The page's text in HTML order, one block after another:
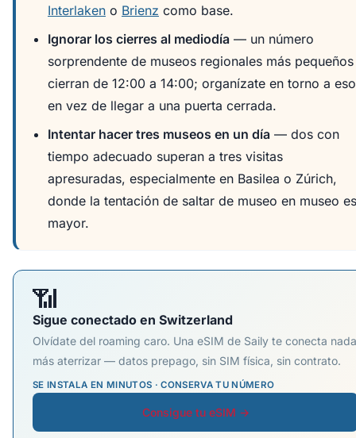
Interlaken o Brienz como base.
Ignorar los cierres al mediodía — un número
sorprendente de museos regionales más pequeños
cierran de 12:00 a 14:00; organízate en torno a eso
en vez de llegar a una puerta cerrada.
Intentar hacer tres museos en un día — dos con
tiempo adecuado superan a tres visitas
apresuradas, especialmente en Basilea o Zúrich,
donde la tentación de saltar de museo en museo es
mayor.
📶
Sigue conectado en Switzerland
Olvídate del roaming caro. Una eSIM de Saily te conecta nada
más aterrizar — datos prepago, sin SIM física, sin contrato.
SE INSTALA EN MINUTOS · CONSERVA TU NÚMERO
Consigue tu eSIM →